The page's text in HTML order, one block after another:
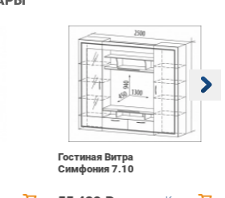
Купить
Гостиная Витра
Симфония 7.10
55 482 ₽
(343) 383-57-83
ГОРОДА